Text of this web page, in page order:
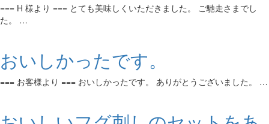
=== H 様より === とても美味しくいただきました。 ご馳走さまでし
た。 …
おいしかったです。
=== お客様より === おいしかったです。 ありがとうございました。 …